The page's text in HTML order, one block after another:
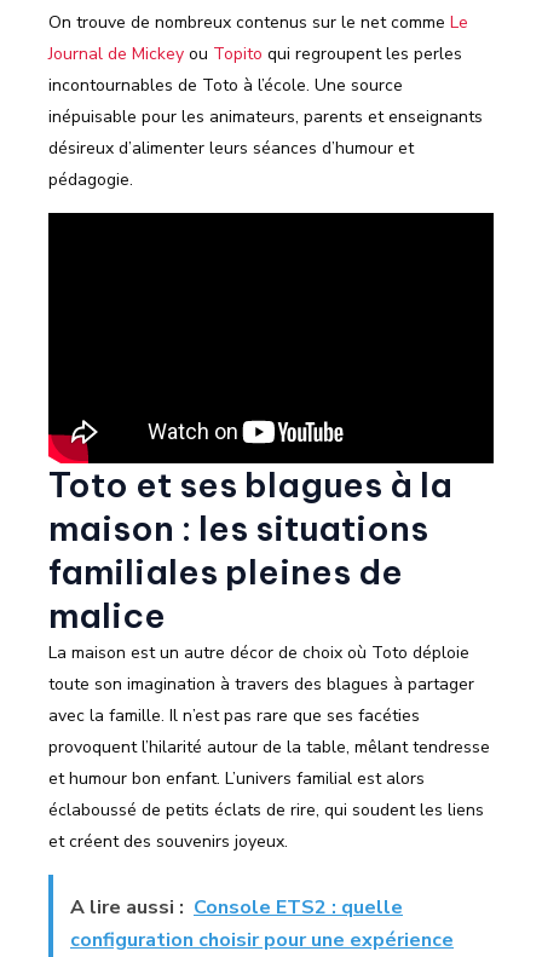
On trouve de nombreux contenus sur le net comme Le
Journal de Mickey ou Topito qui regroupent les perles
incontournables de Toto à l’école. Une source
inépuisable pour les animateurs, parents et enseignants
désireux d’alimenter leurs séances d’humour et
pédagogie.
Toto et ses blagues à la
maison : les situations
familiales pleines de
malice
La maison est un autre décor de choix où Toto déploie
toute son imagination à travers des blagues à partager
avec la famille. Il n’est pas rare que ses facéties
provoquent l’hilarité autour de la table, mêlant tendresse
et humour bon enfant. L’univers familial est alors
éclaboussé de petits éclats de rire, qui soudent les liens
et créent des souvenirs joyeux.
A lire aussi : Console ETS2 : quelle
configuration choisir pour une expérience